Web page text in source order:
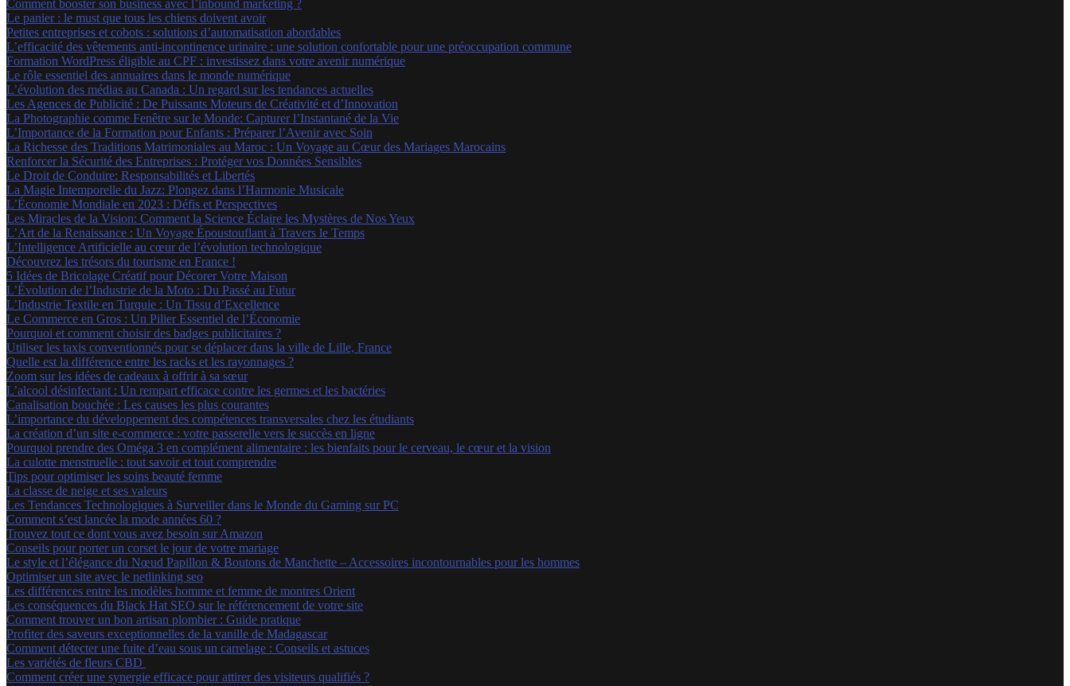
Comment booster son business avec l’inbound marketing ?
Le panier : le must que tous les chiens doivent avoir
Petites entreprises et cobots : solutions d’automatisation abordables
L’efficacité des vêtements anti-incontinence urinaire : une solution confortable pour une préoccupation commune
Formation WordPress éligible au CPF : investissez dans votre avenir numérique
Le rôle essentiel des annuaires dans le monde numérique
L’évolution des médias au Canada : Un regard sur les tendances actuelles
Les Agences de Publicité : De Puissants Moteurs de Créativité et d’Innovation
La Photographie comme Fenêtre sur le Monde: Capturer l’Instantané de la Vie
L’Importance de la Formation pour Enfants : Préparer l’Avenir avec Soin
La Richesse des Traditions Matrimoniales au Maroc : Un Voyage au Cœur des Mariages Marocains
Renforcer la Sécurité des Entreprises : Protéger vos Données Sensibles
Le Droit de Conduire: Responsabilités et Libertés
La Magie Intemporelle du Jazz: Plongez dans l’Harmonie Musicale
L’Économie Mondiale en 2023 : Défis et Perspectives
Les Miracles de la Vision: Comment la Science Éclaire les Mystères de Nos Yeux
L’Art de la Renaissance : Un Voyage Époustouflant à Travers le Temps
L’Intelligence Artificielle au cœur de l’évolution technologique
Découvrez les trésors du tourisme en France !
5 Idées de Bricolage Créatif pour Décorer Votre Maison
L’Évolution de l’Industrie de la Moto : Du Passé au Futur
L’Industrie Textile en Turquie : Un Tissu d’Excellence
Le Commerce en Gros : Un Pilier Essentiel de l’Économie
Pourquoi et comment choisir des badges publicitaires ?
Utiliser les taxis conventionnés pour se déplacer dans la ville de Lille, France
Quelle est la différence entre les racks et les rayonnages ?
Zoom sur les idées de cadeaux à offrir à sa sœur
L’alcool désinfectant : Un rempart efficace contre les germes et les bactéries
Canalisation bouchée : Les causes les plus courantes
L’importance du développement des compétences transversales chez les étudiants
La création d’un site e-commerce : votre passerelle vers le succès en ligne
Pourquoi prendre des Oméga 3 en complément alimentaire : les bienfaits pour le cerveau, le cœur et la vision
La culotte menstruelle : tout savoir et tout comprendre
Tips pour optimiser les soins beauté femme
La classe de neige et ses valeurs
Les Tendances Technologiques à Surveiller dans le Monde du Gaming sur PC
Comment s’est lancée la mode années 60 ?
Trouvez tout ce dont vous avez besoin sur Amazon
Conseils pour porter un corset le jour de votre mariage
Le style et l’élégance du Nœud Papillon & Boutons de Manchette – Accessoires incontournables pour les hommes
Optimiser un site avec le netlinking seo
Les différences entre les modèles homme et femme de montres Orient
Les conséquences du Black Hat SEO sur le référencement de votre site
Comment trouver un bon artisan plombier : Guide pratique
Profiter des saveurs exceptionnelles de la vanille de Madagascar
Comment détecter une fuite d’eau sous un carrelage : Conseils et astuces
Les variétés de fleurs CBD
Comment créer une synergie efficace pour attirer des visiteurs qualifiés ?